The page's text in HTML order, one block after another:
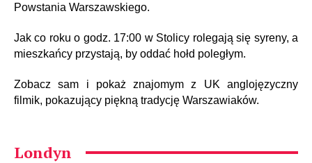
Powstania Warszawskiego.
Jak co roku o godz. 17:00 w Stolicy rolegają się syreny, a
mieszkańcy przystają, by oddać hołd poległym.
Zobacz sam i pokaż znajomym z UK anglojęzyczny
filmik, pokazujący piękną tradycję Warszawiaków.
Londyn